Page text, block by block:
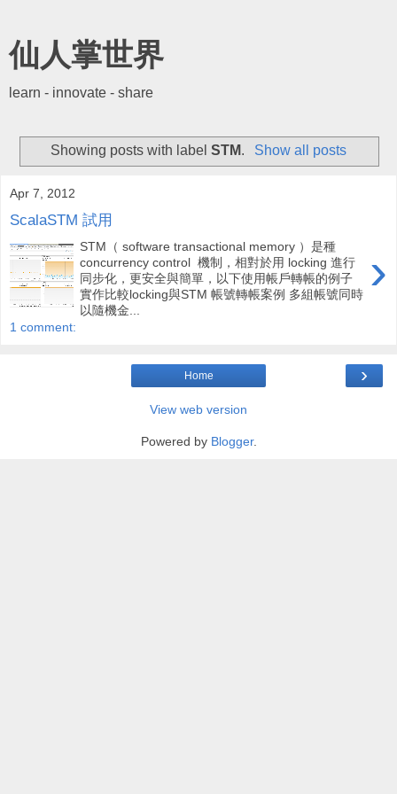
仙人掌世界
learn - innovate - share
Showing posts with labelSTM. Show all posts
Apr 7, 2012
ScalaSTM 試用
›
STM（ software transactional memory ）是種
concurrency control 機制，相對於用 locking 進行
同步化，更安全與簡單，以下使用帳戶轉帳的例子
實作比較locking與STM 帳號轉帳案例 多組帳號同時
以隨機金...
1 comment:
›
Home
View web version
Powered by Blogger.